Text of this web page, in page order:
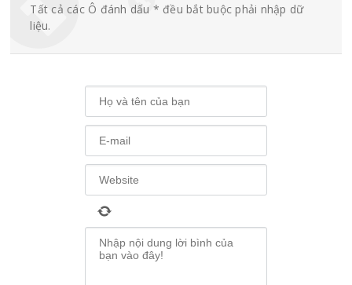
Tất cả các Ô đánh dấu * đều bắt buộc phải nhập dữ
liệu.